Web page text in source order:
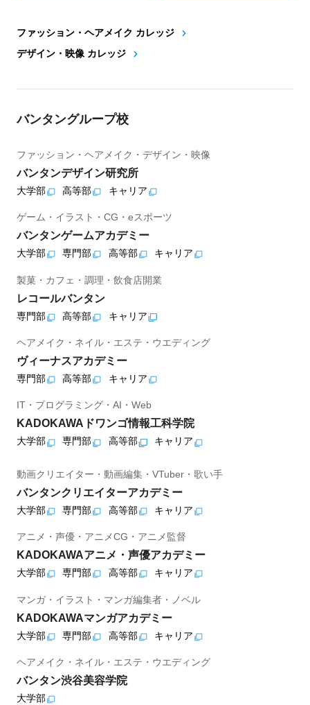
ファッション・ヘアメイク カレッジ
デザイン・映像 カレッジ
バンタングループ校
ファッション・ヘアメイク・デザイン・映像
バンタンデザイン研究所
大学部 高等部 キャリア
ゲーム・イラスト・CG・eスポーツ
バンタンゲームアカデミー
大学部 専門部 高等部 キャリア
製菓・カフェ・調理・飲食店開業
レコールバンタン
専門部 高等部 キャリア
ヘアメイク・ネイル・エステ・ウエディング
ヴィーナスアカデミー
専門部 高等部 キャリア
IT・プログラミング・AI・Web
KADOKAWAドワンゴ情報工科学院
大学部 専門部 高等部 キャリア
動画クリエイター・動画編集・VTuber・歌い手
バンタンクリエイターアカデミー
大学部 専門部 高等部 キャリア
アニメ・声優・アニメCG・アニメ監督
KADOKAWAアニメ・声優アカデミー
大学部 専門部 高等部 キャリア
マンガ・イラスト・マンガ編集者・ノベル
KADOKAWAマンガアカデミー
大学部 専門部 高等部 キャリア
ヘアメイク・ネイル・エステ・ウエディング
バンタン渋谷美容学院
大学部